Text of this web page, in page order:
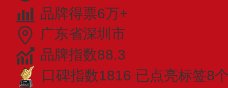
品牌得票6万+
广东省深圳市
品牌指数88.3
口碑指数1816 已点亮标签8